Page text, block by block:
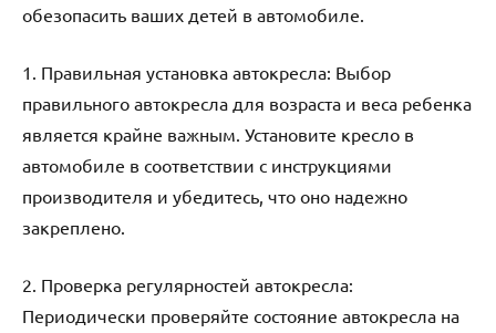
обезопасить ваших детей в автомобиле.
1. Правильная установка автокресла: Выбор
правильного автокресла для возраста и веса ребенка
является крайне важным. Установите кресло в
автомобиле в соответствии с инструкциями
производителя и убедитесь, что оно надежно
закреплено.
2. Проверка регулярностей автокресла:
Периодически проверяйте состояние автокресла на